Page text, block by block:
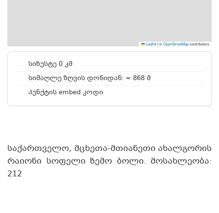
Leaflet|©OpenStreetMapcontributors
სიზუსტე 0 კმ
სიმაღლე ზღვის დონიდან: ≈ 868 მ
პუნქტის embed კოდი
საქართველო, მცხეთა-მთიანეთი ახალგორის
რაიონი სოფელი ზემო ბოლი. მოსახლეობა:
212